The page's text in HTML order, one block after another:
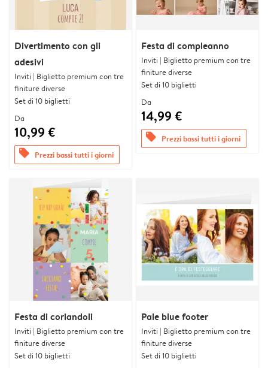
Divertimento con gli
adesivi
Inviti | Biglietto premium con tre
finiture diverse
Set di 10 biglietti
Da
10,99 €
offers Prezzi bassi tutti i giorni
Festa di compleanno
Inviti | Biglietto premium con tre
finiture diverse
Set di 10 biglietti
Da
14,99 €
offers Prezzi bassi tutti i giorni
Festa di coriandoli
Inviti | Biglietto premium con tre
finiture diverse
Set di 10 biglietti
Pale blue footer
Inviti | Biglietto premium con tre
finiture diverse
Set di 10 biglietti